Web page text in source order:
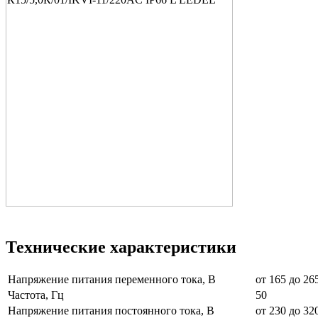
Технические характеристики
Напряжение питания переменного тока, В
от 165 до
Частота, Гц
50
Напряжение питания постоянного тока, В
от 230 до